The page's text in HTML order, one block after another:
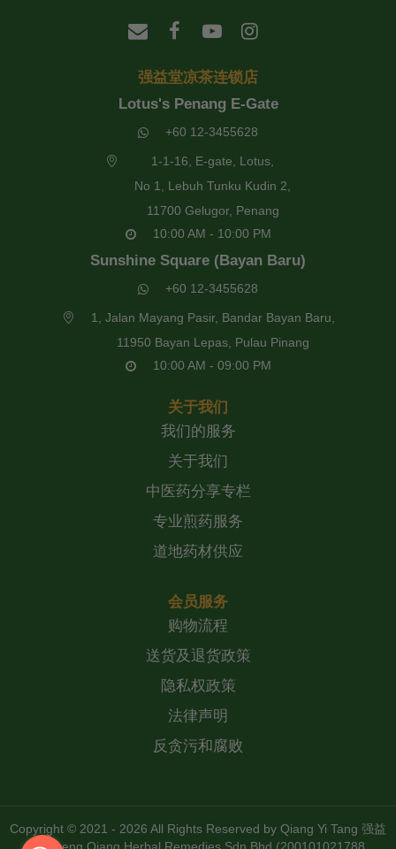
强益堂凉茶连锁店
Lotus's Penang E-Gate
+60 12-3455628
1-1-16, E-gate, Lotus,
No 1, Lebuh Tunku Kudin 2,
11700 Gelugor, Penang
10:00 AM - 10:00 PM
Sunshine Square (Bayan Baru)
+60 12-3455628
1, Jalan Mayang Pasir, Bandar Bayan Baru,
11950 Bayan Lepas, Pulau Pinang
10:00 AM - 09:00 PM
关于我们
我们的服务
关于我们
中医药分享专栏
专业煎药服务
道地药材供应
会员服务
购物流程
送货及退货政策
隐私权政策
法律声明
反贪污和腐败
Copyright © 2021 - 2026 All Rights Reserved by Qiang Yi Tang 强益